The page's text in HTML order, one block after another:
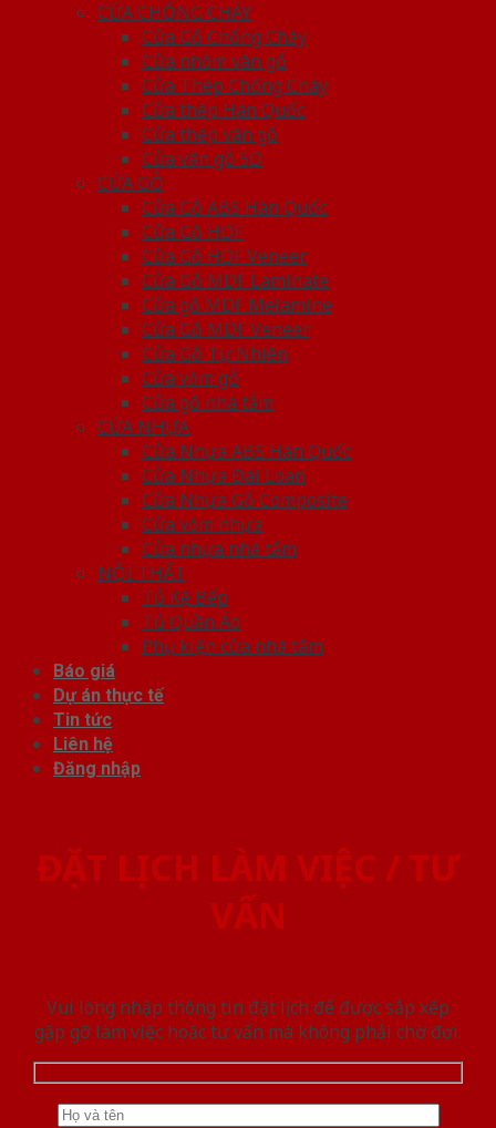
CỬA CHỐNG CHÁY
Cửa Gỗ Chống Cháy
Cửa nhôm vân gỗ
Cửa Thép Chống Cháy
Cửa thép Hàn Quốc
Cửa thép vân gỗ
Cửa vân gỗ 5D
CỬA GỖ
Cửa Gỗ ABS Hàn Quốc
Cửa Gỗ HDF
Cửa Gỗ HDF Veneer
Cửa Gỗ MDF Laminate
Cửa gỗ MDF Melamine
Cửa Gỗ MDF Veneer
Cửa Gỗ Tự Nhiên
Cửa vòm gỗ
Cửa gỗ nhà tắm
CỬA NHỰA
Cửa Nhựa ABS Hàn Quốc
Cửa Nhựa Đài Loan
Cửa Nhựa Gỗ Composite
Cửa vòm nhựa
Cửa nhựa nhà tắm
NỘI THẤT
Tủ Kệ Bếp
Tủ Quần Áo
Phụ kiện cửa nhà tắm
Báo giá
Dự án thực tế
Tin tức
Liên hệ
Đăng nhập
ĐẶT LỊCH LÀM VIỆC / TƯ
VẤN
Vui lòng nhập thông tin đặt lịch để được sắp xếp
gặp gỡ làm việc hoăc tư vấn mà không phải chờ đợi.